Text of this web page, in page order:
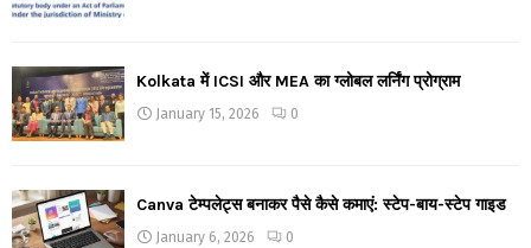
Kolkata में ICSI और MEA का ग्लोबल लर्निंग प्रोग्राम
January 15, 2026 0
Canva टेम्पलेट्स बनाकर पैसे कैसे कमाएं: स्टेप-बाय-स्टेप गाइड
January 6, 2026 0